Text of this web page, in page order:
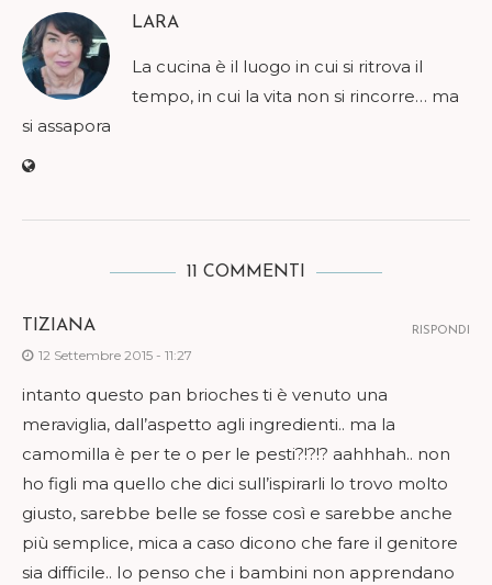
LARA
La cucina è il luogo in cui si ritrova il
tempo, in cui la vita non si rincorre… ma
si assapora
11 COMMENTI
TIZIANA
12 Settembre 2015 - 11:27
intanto questo pan brioches ti è venuto una
meraviglia, dall’aspetto agli ingredienti.. ma la
camomilla è per te o per le pesti?!?!? aahhhah.. non
ho figli ma quello che dici sull’ispirarli lo trovo molto
giusto, sarebbe belle se fosse così e sarebbe anche
più semplice, mica a caso dicono che fare il genitore
sia difficile.. Io penso che i bambini non apprendano
RISPONDI